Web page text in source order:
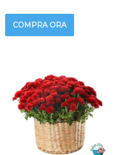
COMPRA ORA